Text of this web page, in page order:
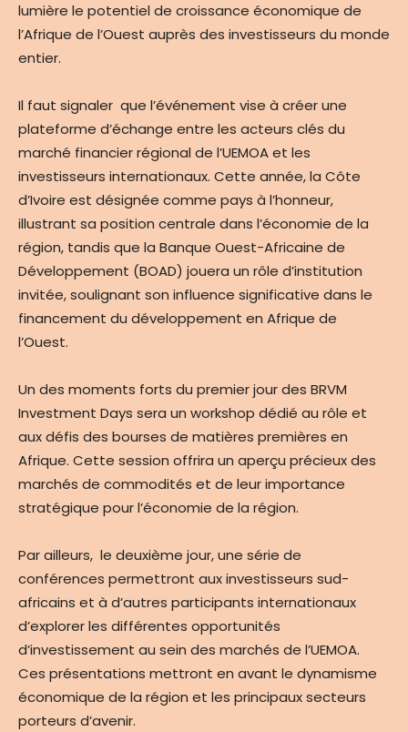
lumière le potentiel de croissance économique de
l’Afrique de l’Ouest auprès des investisseurs du monde
entier.
Il faut signaler que l’événement vise à créer une
plateforme d’échange entre les acteurs clés du
marché financier régional de l’UEMOA et les
investisseurs internationaux. Cette année, la Côte
d’Ivoire est désignée comme pays à l’honneur,
illustrant sa position centrale dans l’économie de la
région, tandis que la Banque Ouest-Africaine de
Développement (BOAD) jouera un rôle d’institution
invitée, soulignant son influence significative dans le
financement du développement en Afrique de
l’Ouest.
Un des moments forts du premier jour des BRVM
Investment Days sera un workshop dédié au rôle et
aux défis des bourses de matières premières en
Afrique. Cette session offrira un aperçu précieux des
marchés de commodités et de leur importance
stratégique pour l’économie de la région.
Par ailleurs, le deuxième jour, une série de
conférences permettront aux investisseurs sud-
africains et à d’autres participants internationaux
d’explorer les différentes opportunités
d’investissement au sein des marchés de l’UEMOA.
Ces présentations mettront en avant le dynamisme
économique de la région et les principaux secteurs
porteurs d’avenir.